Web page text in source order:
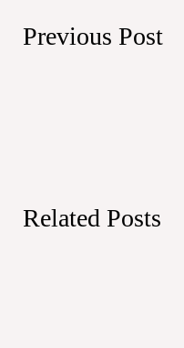
Previous Post
Related Posts